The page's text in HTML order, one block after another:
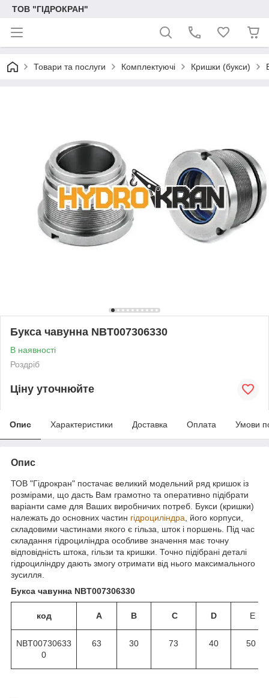
ТОВ "ГІДРОКРАН"
Товари та послуги Комплектуючі Кришки (букси)
Букса чавунна NBT007306330
В наявності
Роздріб
Ціну уточнюйте
Опис Характеристики Доставка Оплата Умови
Опис
ТОВ "Гідрокран" постачає великий модельний ряд кришок із
розмірами, що дасть Вам грамотно та оперативно підібрати
варіанти саме для Ваших виробничих потреб. Букси (кришки)
належать до основних частин гідроциліндра , його корпуси,
складовими частинами якого є гільза, шток і поршень. Під час
складання гідроциліндра особливе значення має точну
відповідність штока, гільзи та кришки. Точно підібрані деталі
гідроциліндру дають змогу отримати від нього максимального
зусилля.
Букса чавунна NBT007306330
код A B C D E
NBT00730633
0
63 30 73 40 50